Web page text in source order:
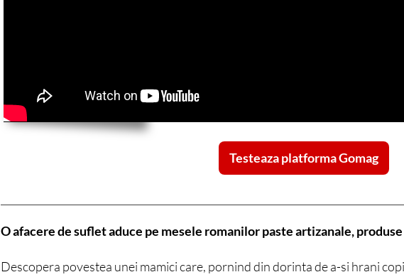
Testeaza platforma Gomag
O afacere de suflet aduce pe mesele romanilor paste artizanale,
Descopera povestea unei mamici care, pornind din dorinta de a-si hrani